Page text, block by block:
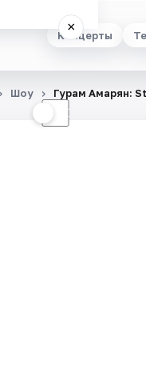
Концерты
×
☾
Шоу Гурам Амарян: